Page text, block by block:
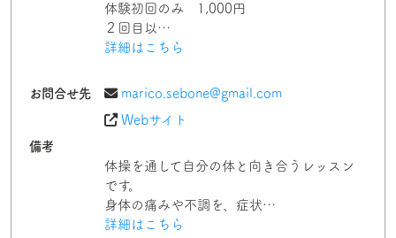
体験初回のみ 1,000円
２回目以…
詳細はこちら
お問合せ先
marico.sebone@gmail.com
Webサイト
備考
体操を通して自分の体と向き合うレッスン
です。
身体の痛みや不調を、症状…
詳細はこちら